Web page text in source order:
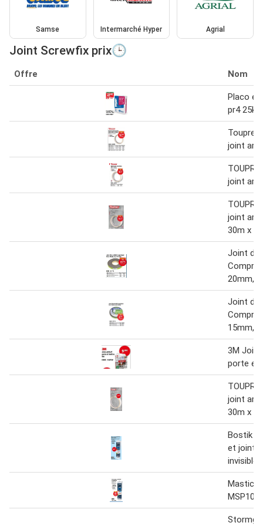
Samse Intermarché Hyper Agrial
Joint Screwfix prix🕒
Offre Nom
Placo
pr4 25kg
Toupret
joint
joint
joint
30m x
Joint
20mm,
Joint
15mm,
3M
porte et
joint
30m x
Bostik
et joint
invisible
Mastic
MSP106